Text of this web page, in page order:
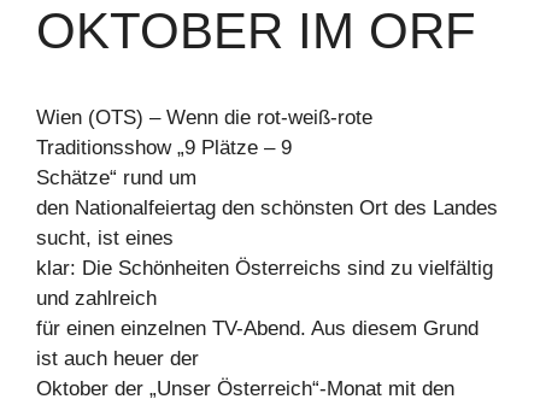
KTOBER IM ORF
Wien (OTS) – Wenn die rot-weiß-rote
Traditionsshow „9 Plätze – 9
Schätze“ rund um
den Nationalfeiertag den schönsten Ort des Landes
sucht, ist eines
klar: Die Schönheiten Österreichs sind zu vielfältig
und zahlreich
für einen einzelnen TV-Abend. Aus diesem Grund
ist auch heuer der
Oktober der „Unser Österreich“-Monat mit den